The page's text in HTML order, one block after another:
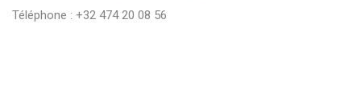
Téléphone : +32 474 20 08 56